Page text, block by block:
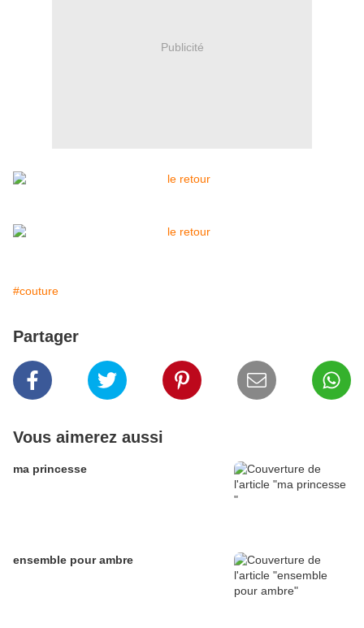
Publicité
#couture
Partager
Vous aimerez aussi
ma princesse
ensemble pour ambre